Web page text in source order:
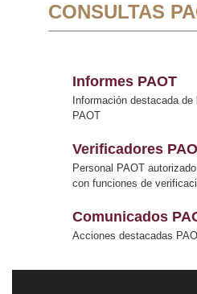
CONSULTAS
Informes PAOT
Información destacada
PAOT
Verificadores
Personal PAOT autorizado
con funciones de
Comunicados
Acciones destacadas